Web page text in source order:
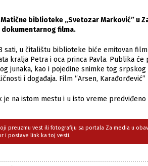
biblioteke „Svetozar Marković” u
filma.
sati, u čitalištu biblioteke biće emitovan
kralјa Petra i oca princa Pavla. Publika
junaka, kao i pojedine snimke tog
i događaja. Film “Arsen,
je na istom mestu i u isto vreme
preuzmu vest ili fotografiju sa portala Za media u
i postave link ka toj vesti.